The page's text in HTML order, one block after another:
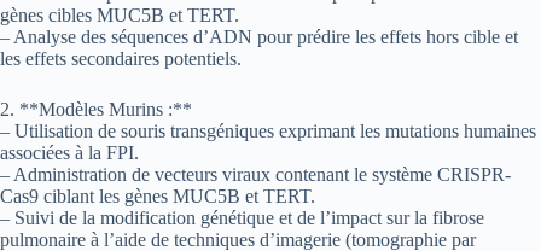
gènes cibles MUC5B et TERT.
– Analyse des séquences d’ADN pour prédire les effets hors cible et
les effets secondaires potentiels.
2. **Modèles Murins :**
– Utilisation de souris transgéniques exprimant les mutations humaines
associées à la FPI.
– Administration de vecteurs viraux contenant le système CRISPR-
Cas9 ciblant les gènes MUC5B et TERT.
– Suivi de la modification génétique et de l’impact sur la fibrose
pulmonaire à l’aide de techniques d’imagerie (tomographie par